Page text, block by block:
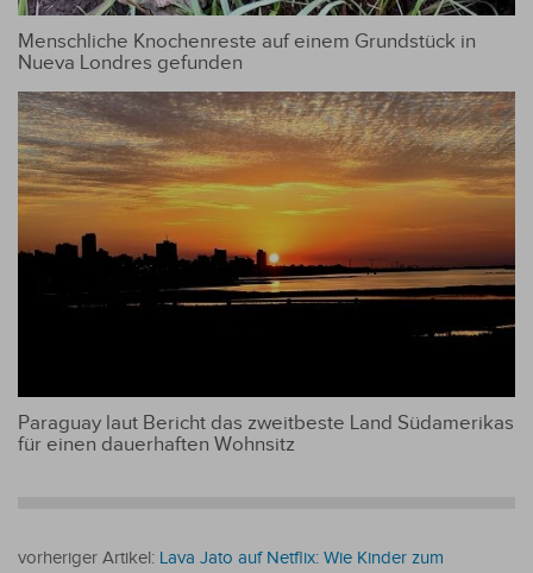
Menschliche Knochenreste auf einem Grundstück in
Nueva Londres gefunden
Paraguay laut Bericht das zweitbeste Land Südamerikas
für einen dauerhaften Wohnsitz
vorheriger Artikel: Lava Jato auf Netflix: Wie Kinder zum